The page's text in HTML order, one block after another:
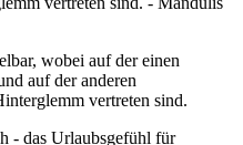
wobei auf der einen
auf der anderen
vertreten sind.